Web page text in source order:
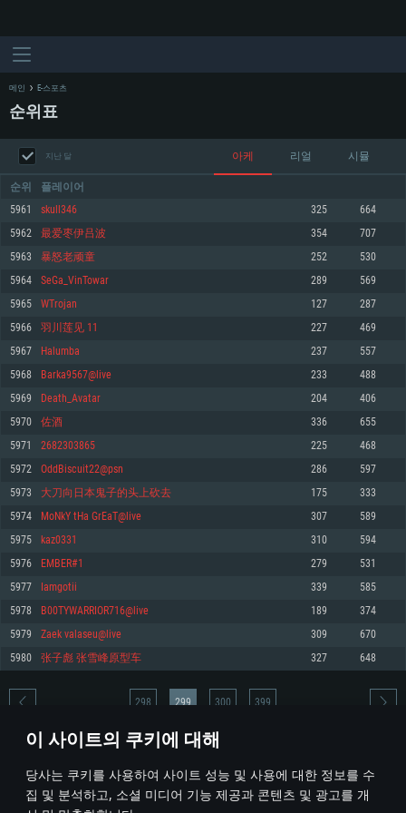
이 사이트의 쿠키에 대해
당사는 쿠키를 사용하여 사이트 성능 및 사용에 대한 정보를 수
집 및 분석하고, 소셜 미디어 기능 제공과 콘텐츠 및 광고를 개
최소사양
운영체제: Windows 10 (64 bit)
프로세서: 2.2 GHz 듀얼코어 이상
메모리: 4GB
그래픽 카드: DirectX 11 이상을 지원하는 AMD Radeon 77XX / NVIDIA
GeForce GT 660. 최소 사양 해상도: 720p
네트워크: 브로드밴드 인터넷
여유 저장 공간: 22.1 GB (최소 클라이언트)
권장 사양
570 혹은 그 이상
여유 저장 공간: 62.2 GB (전체 클라이언트)
최소사양
운영체제: Mac OS Big Sur 11.0
프로세서: 최소 2.2 GHz의 Core i5 (Intel Xeon 은 지원하지 않습니다)
메모리: 6 GB
그래픽 카드: Metal 을 지원하는 Intel Iris Pro 5200 (Mac), 혹은 이와 비슷한 성
능을 가지는 Mac 버전의 AMD/Nvidia. 최소 해상도: 720p
네트워크: 브로드밴드 인터넷
여유 저장 공간: 22.1 GB (최소 클라이언트)
권장 사양
네트워크: 브로드밴드 인터넷
여유 저장 공간: 62.2 GB (전체 클라이언트)
최소사양
운영체제: 64bit Linux 중 최신 버전
프로세서: 2.4 GHz 듀얼코어
메모리: 4 GB
그래픽 카드: Vulkan 을 지원하고, 최신 그래픽 드라이버를 지원하는 NVIDIA
660 (6개월 미만) 혹은 그와 동급의 성능을 가지며 최신 그래픽 드라이버를 지
원하는 AMD (6개월 미만; 최소사양 지원 해상도 720p)
네트워크: 브로드밴드 인터넷
여유 저장 공간: 22.1 GB (최소 클라이언트)
권장 사양
운영체제: Ubuntu 20.04 64bit
프로세서: Intel Core i7
메모리: 16 GB
그래픽 카드: Vulkan 을 지원하고, 최신 그래픽 드라이버를 지원하는 NVIDIA
1060 (6개월 미만) 혹은 그와 동급의 성능을 가지며 최신 그래픽 드라이버를
지원하는 AMD RX 570 (6개월 미만; 최소사양 지원 해상도 720p) 이상
여유 저장 공간: 62.2 GB (전체 클라이언트)
메인 E-스포츠
순위표
지난 달 아케 리얼 시뮬
순위 플레이어
5961 skull346 325 664
5962 最爱枣伊吕波 354 707
5963 暴怒老顽童 252 530
5964 SeGa_VinTowar 289 569
5965 WTrojan 127 287
5966 羽川莲见 11 227 469
5967 Halumba 237 557
5968 Barka9567@live 233 488
5969 Death_Avatar 204 406
5970 佐酒 336 655
5971 2682303865 225 468
5972 OddBiscuit22@psn 286 597
5973 大刀向日本鬼子的头上砍去 175 333
5974 MoNkY tHa GrEaT@live 307 589
5975 kaz0331 310 594
5976 EMBER#1 279 531
5977 Iamgotii 339 585
5978 B00TYWARRIOR716@live 189 374
5979 Zaek valaseu@live 309 670
5980 张子彪 张雪峰原型车 327 648
* 순위표는 매일 1회 갱신됩니다
298 299 300 399